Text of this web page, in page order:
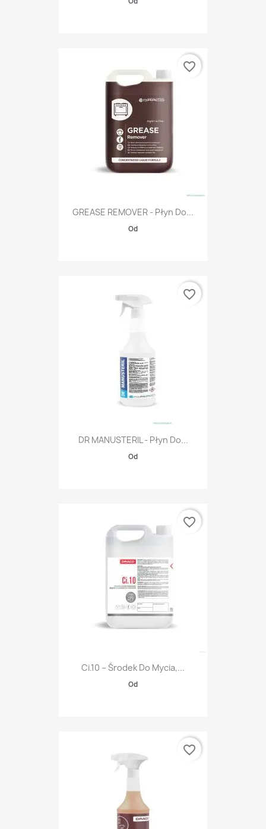
GREASE REMOVER - Płyn Do...
Od
favorite_border
DR MANUSTERIL - Płyn Do...
Od
favorite_border
Ci.10 – Środek Do Mycia,...
Od
favorite_border
favorite_border